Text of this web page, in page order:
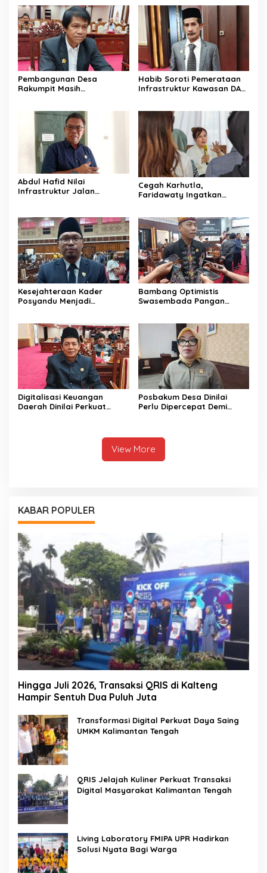
Pembangunan Desa
Rakumpit Masih
Habib Soroti Pemerataan
Infrastruktur Kawasan DAS
Abdul Hafid Nilai
Infrastruktur Jalan
Pedesaan
Cegah Karhutla,
Faridawaty Ingatkan
Kesejahteraan Kader
Posyandu Menjadi
Bambang Optimistis
Swasembada Pangan
Digitalisasi Keuangan
Daerah Dinilai Perkuat
Posbakum Desa Dinilai
Perlu Dipercepat Demi
View More
KABAR POPULER
Hingga Juli 2026, Transaksi QRIS di Kalteng
Hampir Sentuh Dua Puluh Juta
Transformasi Digital Perkuat Daya Saing
UMKM Kalimantan Tengah
QRIS Jelajah Kuliner Perkuat Transaksi
Digital Masyarakat Kalimantan Tengah
Living Laboratory FMIPA UPR Hadirkan
Solusi Nyata Bagi Warga